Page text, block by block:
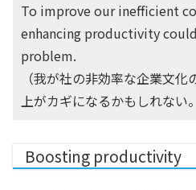
To improve our inefficient
enhancing productivity
problem.
（我が社の非効率な企業文
上がカギになるかもしれない。
Boosting productivity